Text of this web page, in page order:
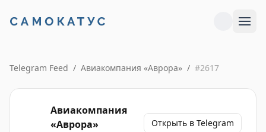
Telegram Feed / Авиакомпания «Аврора» / #2617
Авиакомпания
«Аврора»
Открыть в Telegram